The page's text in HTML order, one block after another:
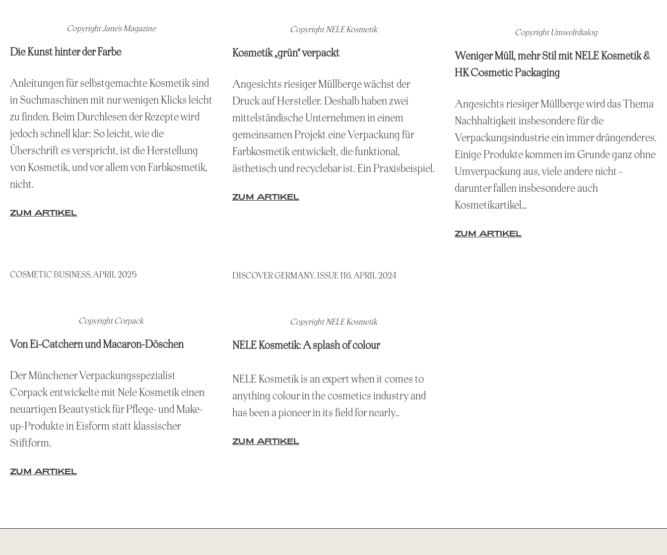
Copyright Jane's Magazine
Die Kunst hinter der Farbe
Anleitungen für selbstgemachte Kosmetik sind
in Suchmaschinen mit nur wenigen Klicks leicht
zu finden. Beim Durchlesen der Rezepte wird
jedoch schnell klar: So leicht, wie die
Überschrift es verspricht, ist die Herstellung
von Kosmetik, und vor allem von Farbkosmetik,
nicht.
ZUM ARTIKEL
Copyright NELE Kosmetik
Kosmetik „grün“ verpackt
Angesichts riesiger Müllberge wächst der
Druck auf Hersteller. Deshalb haben zwei
mittelständische Unternehmen in einem
gemeinsamen Projekt eine Verpackung für
Farbkosmetik entwickelt, die funktional,
ästhetisch und recyclebar ist. Ein Praxisbeispiel.
ZUM ARTIKEL
Copyright Umweltdialog
Weniger Müll, mehr Stil mit NELE Kosmetik &
HK Cosmetic Packaging
Angesichts riesiger Müllberge wird das Thema
Nachhaltigkeit insbesondere für die
Verpackungsindustrie ein immer drängenderes.
Einige Produkte kommen im Grunde ganz ohne
Umverpackung aus, viele andere nicht –
darunter fallen insbesondere auch
Kosmetikartikel…
ZUM ARTIKEL
COSMETIC BUSINESS, APRIL 2025
Copyright Corpack
Von Ei-Catchern und Macaron-Döschen
Der Münchener Verpackungsspezialist
Corpack entwickelte mit Nele Kosmetik einen
neuartigen Beautystick für Pflege- und Make-
up-Produkte in Eisform statt klassischer
Stiftform.
ZUM ARTIKEL
DISCOVER GERMANY, ISSUE 116, APRIL 2024
Copyright NELE Kosmetik
NELE Kosmetik: A splash of colour
NELE Kosmetik is an expert when it comes to
anything colour in the cosmetics industry and
has been a pioneer in its field for nearly..
ZUM ARTIKEL